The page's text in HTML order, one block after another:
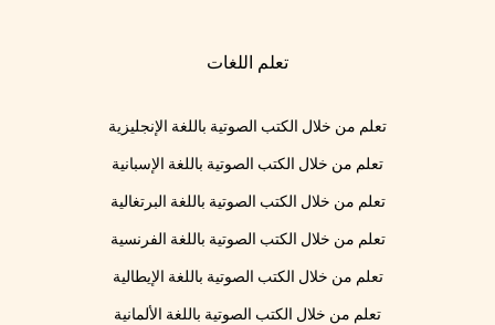
تعلم اللغات
تعلم من خلال الكتب الصوتية باللغة الإنجليزية
تعلم من خلال الكتب الصوتية باللغة الإسبانية
تعلم من خلال الكتب الصوتية باللغة البرتغالية
تعلم من خلال الكتب الصوتية باللغة الفرنسية
تعلم من خلال الكتب الصوتية باللغة الإيطالية
تعلم من خلال الكتب الصوتية باللغة الألمانية